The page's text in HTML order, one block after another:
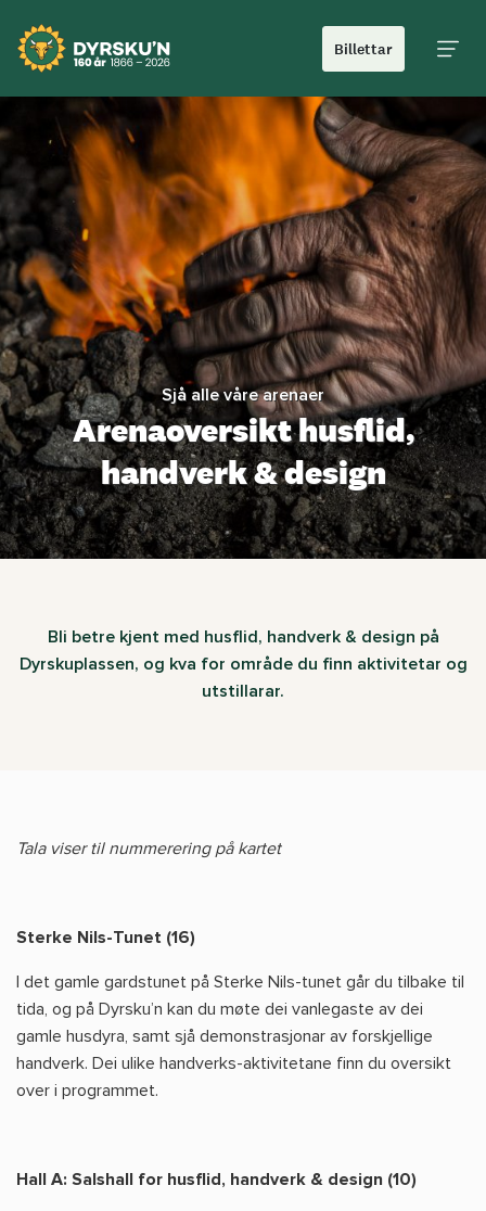
Billettar
Sjå alle våre arenaer
Arenaoversikt husflid,
handverk & design
Bli betre kjent med husflid, handverk & design på
Dyrskuplassen, og kva for område du finn aktivitetar og
utstillarar.
Tala viser til nummerering på kartet
Sterke Nils-Tunet (16)
I det gamle gardstunet på Sterke Nils-tunet går du tilbake til
tida, og på Dyrsku’n kan du møte dei vanlegaste av dei
gamle husdyra, samt sjå demonstrasjonar av forskjellige
handverk. Dei ulike handverks-aktivitetane finn du oversikt
over i programmet.
Hall A: Salshall for husflid, handverk & design (10)